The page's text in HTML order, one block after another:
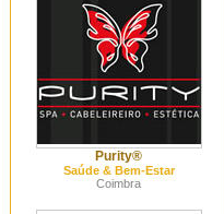
Purity®
Saúde & Bem-Estar
Coimbra